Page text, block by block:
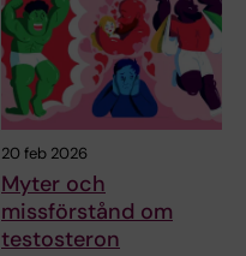
20 feb 2026
Myter och
missförstånd om
testosteron